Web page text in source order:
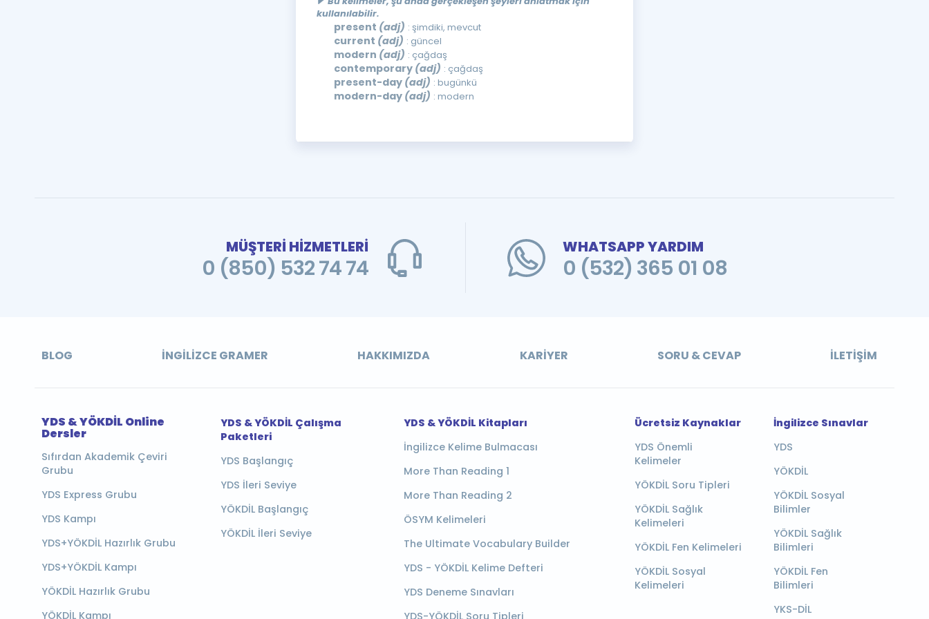
kullanılabilir.
present (adj) : şimdiki, mevcut
current (adj) : güncel
modern (adj) : çağdaş
contemporary (adj) : çağdaş
present-day (adj) : bugünkü
modern-day (adj) : modern
MÜŞTERİ HİZMETLERİ
0 (850) 532 74 74
WHATSAPP YARDIM
0 (532) 365 01 08
BLOG İNGILIZCE GRAMER HAKKIMIZDA KARIYER SORU & CEVAP İLETIŞIM
YDS & YÖKDİL Online
Dersler
Sıfırdan Akademik Çeviri
Grubu
YDS Express Grubu
YDS Kampı
YDS+YÖKDİL Hazırlık Grubu
YDS+YÖKDİL Kampı
YÖKDİL Hazırlık Grubu
YÖKDİL Kampı
YDS & YÖKDİL Çalışma
Paketleri
YDS Başlangıç
YDS İleri Seviye
YÖKDİL Başlangıç
YÖKDİL İleri Seviye
YDS & YÖKDİL Kitapları
İngilizce Kelime Bulmacası
More Than Reading 1
More Than Reading 2
ÖSYM Kelimeleri
The Ultimate Vocabulary Builder
YDS - YÖKDİL Kelime Defteri
YDS Deneme Sınavları
YDS-YÖKDİL Soru Tipleri
Ücretsiz Kaynaklar
YDS Önemli
Kelimeler
YÖKDİL Soru Tipleri
YÖKDİL Sağlık
Kelimeleri
YÖKDİL Fen Kelimeleri
YÖKDİL Sosyal
Kelimeleri
İngilizce Sınavlar
YDS
YÖKDİL
YÖKDİL Sosyal
Bilimler
YÖKDİL Sağlık
Bilimleri
YÖKDİL Fen
Bilimleri
YKS-DİL